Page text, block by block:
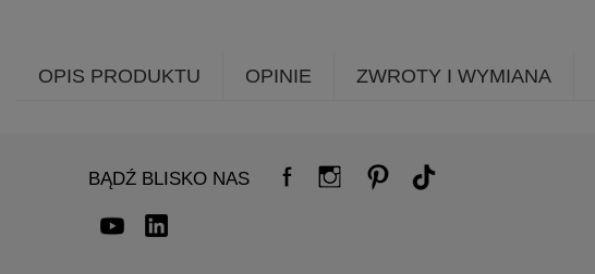
OPIS PRODUKTU OPINIE ZWROTY I WYMIANA
BĄDŹ BLISKO NAS